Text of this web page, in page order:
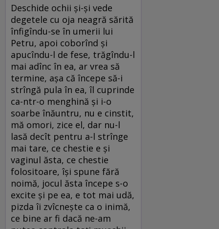
Deschide ochii şi-şi vede
degetele cu oja neagră sărită
înfigîndu-se în umerii lui
Petru, apoi coborînd şi
apucîndu-l de fese, trăgîndu-l
mai adînc în ea, ar vrea să
termine, aşa că începe să-i
strîngă pula în ea, îl cuprinde
ca-ntr-o menghină şi i-o
soarbe înăuntru, nu e cinstit,
mă omori, zice el, dar nu-l
lasă decît pentru a-l strînge
mai tare, ce chestie e şi
vaginul ăsta, ce chestie
folositoare, îşi spune fără
noimă, jocul ăsta începe s-o
excite şi pe ea, e tot mai udă,
pizda îi zvîcneşte ca o inimă,
ce bine ar fi dacă ne-am